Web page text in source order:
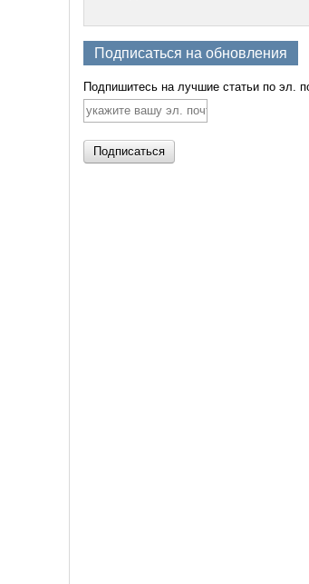
Подписаться на обновления
Подпишитесь на лучшие статьи по эл.